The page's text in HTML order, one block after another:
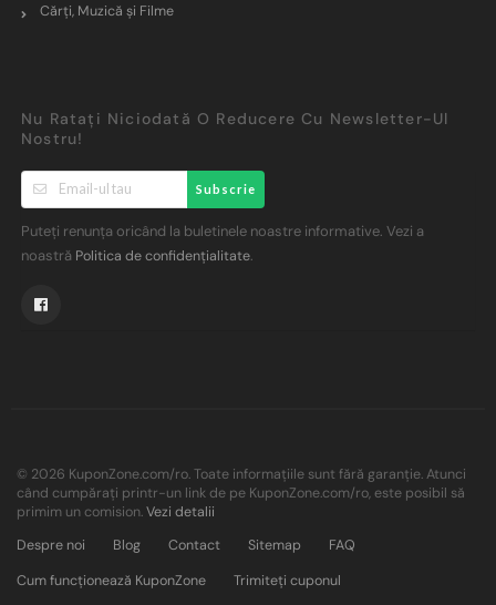
Cărți, Muzică și Filme
Nu Ratați Niciodată O Reducere Cu Newsletter-Ul
Nostru!
Subscrie
Puteți renunța oricând la buletinele noastre informative. Vezi a
noastră Politica de confidențialitate.
© 2026 KuponZone.com/ro. Toate informațiile sunt fără garanție. Atunci
când cumpărați printr-un link de pe KuponZone.com/ro, este posibil să
primim un comision.Vezi detalii
Despre noi
Blog Contact Sitemap
FAQ
Cum funcționează KuponZone
Trimiteți cuponul